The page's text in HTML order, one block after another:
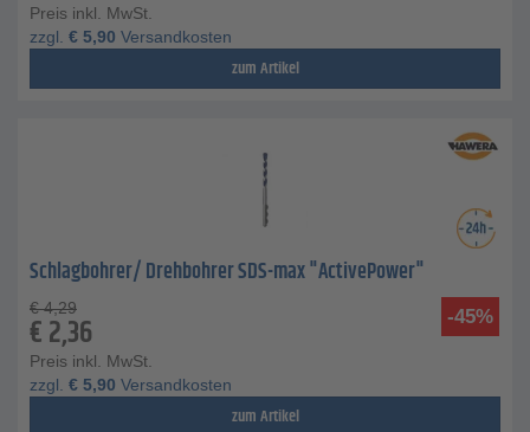
Preis inkl. MwSt.
zzgl. € 5,90 Versandkosten
zum Artikel
Schlagbohrer/ Drehbohrer SDS-max "ActivePower"
-45%
€ 4,29
€2,36
Preis inkl. MwSt.
zzgl. € 5,90 Versandkosten
zum Artikel